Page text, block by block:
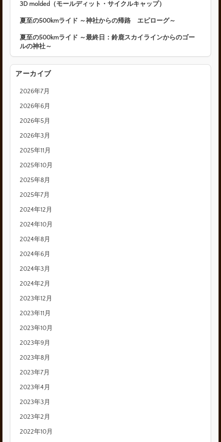
3D molded（モールディット・サイクルキャップ）
夏至の500kmライド ～神社からの帰路 エピローグ～
夏至の500kmライド ～最終日：鈴鹿スカイラインからのゴー
ルの神社～
アーカイブ
2026年7月
2026年6月
2026年5月
2026年3月
2025年11月
2025年10月
2025年8月
2025年7月
2024年12月
2024年10月
2024年8月
2024年6月
2024年3月
2024年2月
2023年12月
2023年11月
2023年10月
2023年9月
2023年8月
2023年7月
2023年4月
2023年3月
2023年2月
2022年10月